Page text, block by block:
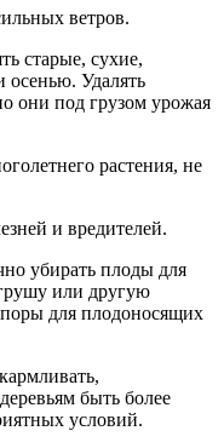
ветров.
старые, сухие,
осенью. Удалять
они под грузом урожая
растения, не
и вредителей.
убирать плоды для
или другую
для плодоносящих
быть более
условий.